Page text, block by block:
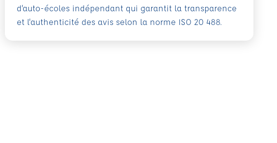
d’auto-écoles indépendant qui garantit la transparence
et l'authenticité des avis selon la norme ISO 20 488.